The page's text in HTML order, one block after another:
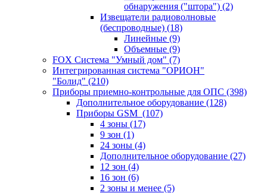
обнаружения ("штора") (2)
Извещатели радиоволновые
(беспроводные) (18)
Линейные (9)
Объемные (9)
FOX Система "Умный дом" (7)
Интегрированная система "ОРИОН"
"Болид" (210)
Приборы приемно-контрольные для ОПС (398)
Дополнительное оборудование (128)
Приборы GSM (107)
4 зоны (17)
9 зон (1)
24 зоны (4)
Дополнительное оборудование (27)
12 зон (4)
16 зон (6)
2 зоны и менее (5)